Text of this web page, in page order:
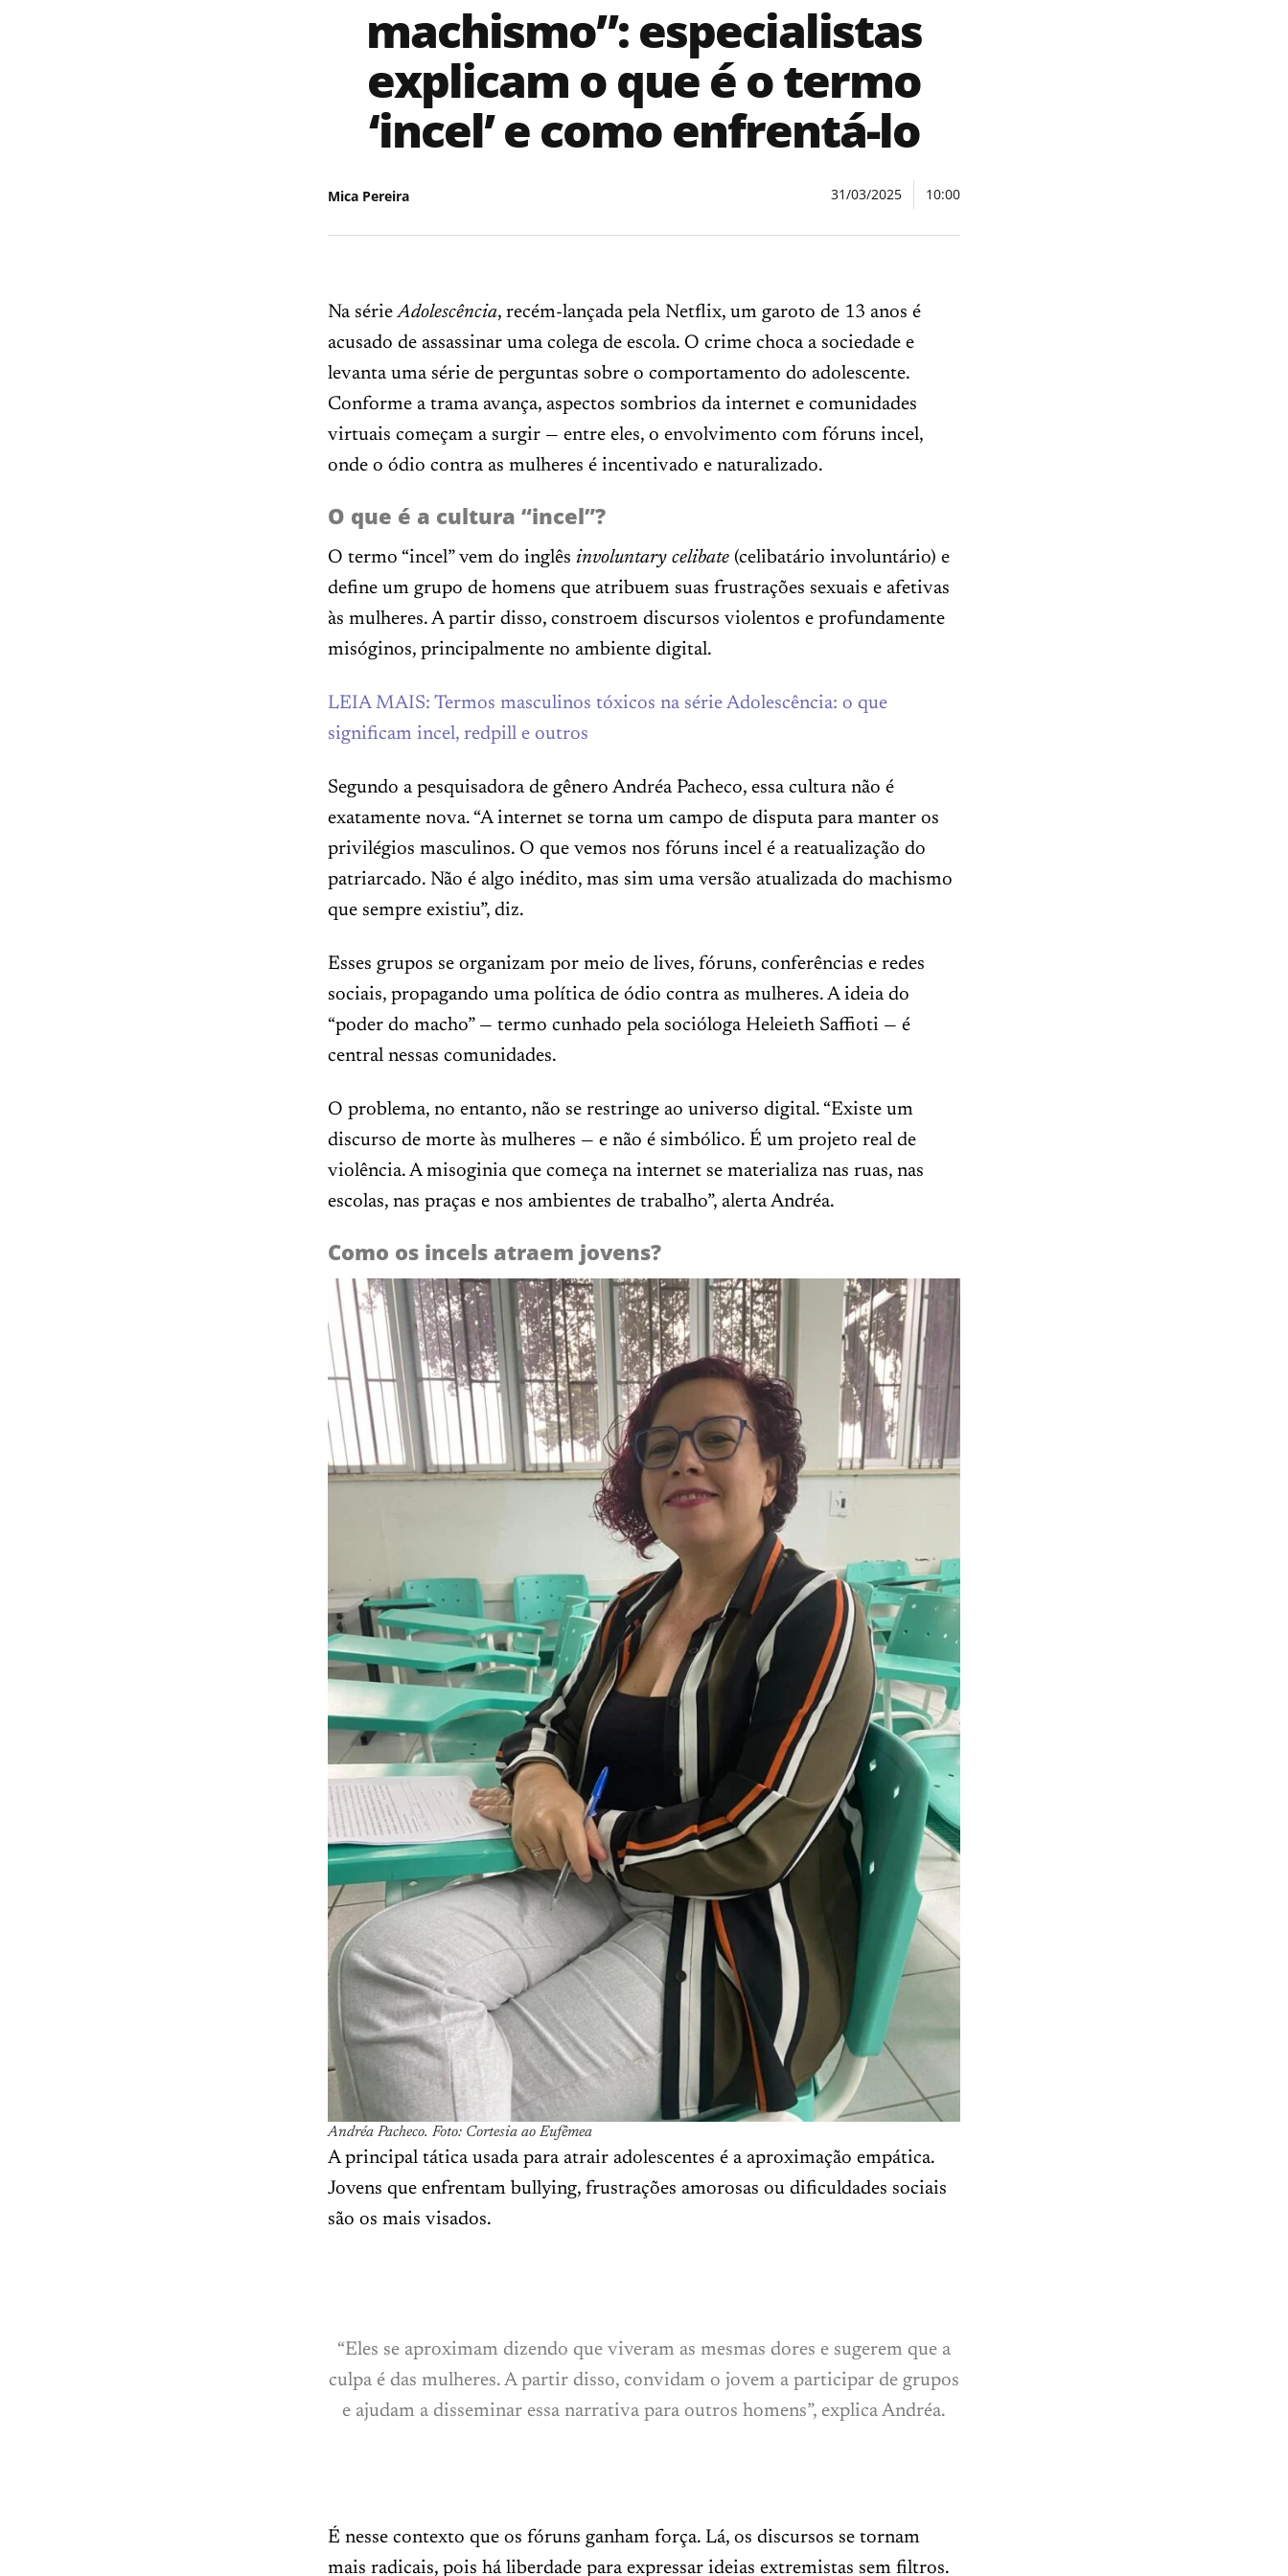
machismo”: especialistas
explicam o que é o termo
‘incel’ e como enfrentá-lo
Mica Pereira 31/03/2025 10:00
Na sérieAdolescência, recém-lançada pela Netflix, um garoto de 13 anos é
acusado de assassinar uma colega de escola. O crime choca a sociedade e
levanta uma série de perguntas sobre o comportamento do adolescente.
Conforme a trama avança, aspectos sombrios da internet e comunidades
virtuais começam a surgir — entre eles, o envolvimento com fóruns incel,
onde o ódio contra as mulheres é incentivado e naturalizado.
O que é a cultura “incel”?
O termo “incel” vem do inglês involuntary celibate (celibatário involuntário) e
define um grupo de homens que atribuem suas frustrações sexuais e afetivas
às mulheres. A partir disso, constroem discursos violentos e profundamente
misóginos, principalmente no ambiente digital.
LEIA MAIS: Termos masculinos tóxicos na série Adolescência: o que
significam incel, redpill e outros
Segundo a pesquisadora de gênero Andréa Pacheco, essa cultura não é
exatamente nova. “A internet se torna um campo de disputa para manter os
privilégios masculinos. O que vemos nos fóruns incel é a reatualização do
patriarcado. Não é algo inédito, mas sim uma versão atualizada do machismo
que sempre existiu”, diz.
Esses grupos se organizam por meio de lives, fóruns, conferências e redes
sociais, propagando uma política de ódio contra as mulheres. A ideia do
“poder do macho” — termo cunhado pela socióloga Heleieth Saffioti — é
central nessas comunidades.
O problema, no entanto, não se restringe ao universo digital. “Existe um
discurso de morte às mulheres — e não é simbólico. É um projeto real de
violência. A misoginia que começa na internet se materializa nas ruas, nas
escolas, nas praças e nos ambientes de trabalho”, alerta Andréa.
Como os incels atraem jovens?
Andréa Pacheco. Foto: Cortesia ao Eufêmea
A principal tática usada para atrair adolescentes é a aproximação empática.
Jovens que enfrentam bullying, frustrações amorosas ou dificuldades sociais
são os mais visados.
“Eles se aproximam dizendo que viveram as mesmas dores e sugerem que a
culpa é das mulheres. A partir disso, convidam o jovem a participar de grupos
e ajudam a disseminar essa narrativa para outros homens”, explica Andréa.
É nesse contexto que os fóruns ganham força. Lá, os discursos se tornam
mais radicais, pois há liberdade para expressar ideias extremistas sem filtros.